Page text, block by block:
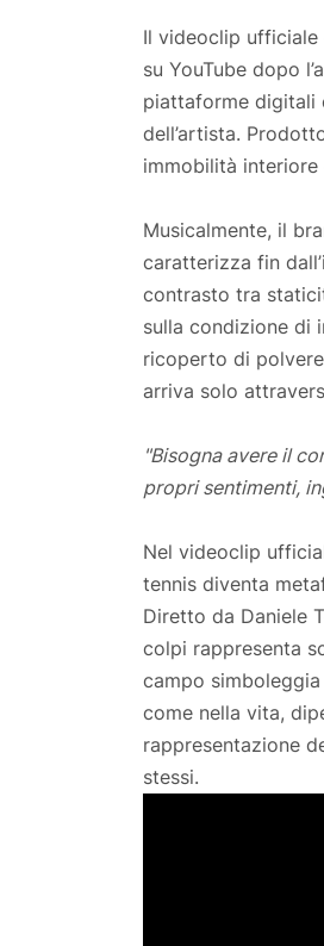
Il videoclip ufficiale
su YouTube dopo
piattaforme digitali
dell’artista.
immobilità interiore
Musicalmente, il
caratterizza fin
contrasto tra
sulla condizione di
ricoperto di
arriva solo
"Bisogna avere il
propri sentimenti,
Nel videoclip
tennis diventa
Diretto da Daniele
colpi rappresenta
campo
come nella vita,
rappresentazione
stessi.